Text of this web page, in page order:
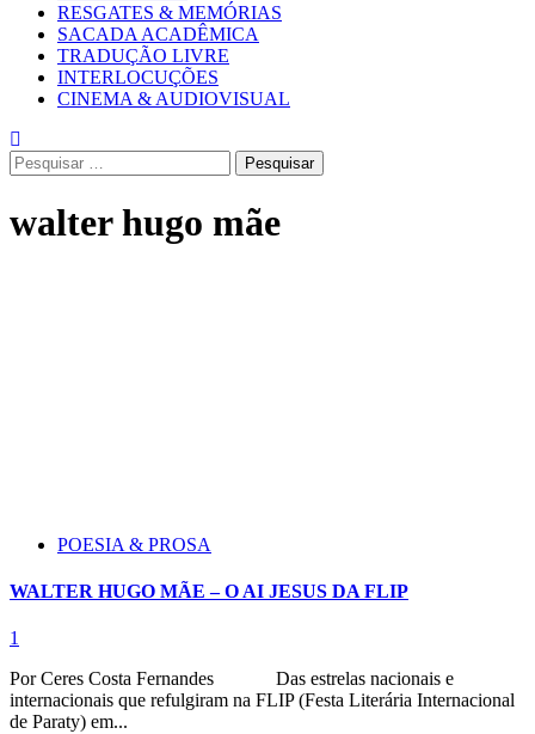
RESGATES & MEMÓRIAS
SACADA ACADÊMICA
TRADUÇÃO LIVRE
INTERLOCUÇÕES
CINEMA & AUDIOVISUAL
Pesquisar
por:
walter hugo mãe
POESIA & PROSA
WALTER HUGO MÃE – O AI JESUS DA FLIP
1
Por Ceres Costa Fernandes Das estrelas nacionais e
internacionais que refulgiram na FLIP (Festa Literária Internacional
de Paraty) em...